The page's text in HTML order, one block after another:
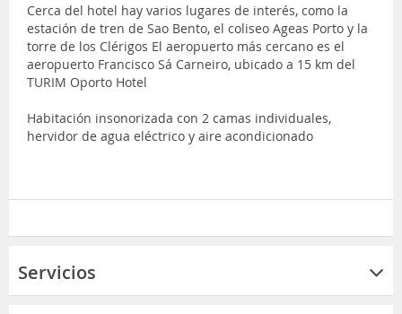
Cerca del hotel hay varios lugares de interés, como la
estación de tren de Sao Bento, el coliseo Ageas Porto y la
torre de los Clérigos El aeropuerto más cercano es el
aeropuerto Francisco Sá Carneiro, ubicado a 15 km del
TURIM Oporto Hotel
Habitación insonorizada con 2 camas individuales,
hervidor de agua eléctrico y aire acondicionado
Servicios